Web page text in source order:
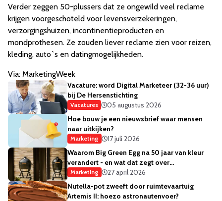
Verder zeggen 50-plussers dat ze ongewild veel reclame
krijgen voorgeschoteld voor levensverzekeringen,
verzorgingshuizen, incontinentieproducten en
mondprothesen. Ze zouden liever reclame zien voor reizen,
kleding, auto`s en datingmogelijkheden.
Via: MarketingWeek
Vacature: word Digital Marketeer (32-36 uur)
bij De Hersenstichting
Vacatures
05 augustus 2026
Hoe bouw je een nieuwsbrief waar mensen
naar uitkijken?
Marketing
17 juli 2026
Waarom Big Green Egg na 50 jaar van kleur
verandert - en wat dat zegt over
merkstrategie
Marketing
27 april 2026
Nutella-pot zweeft door ruimtevaartuig
Artemis II: hoezo astronautenvoer?